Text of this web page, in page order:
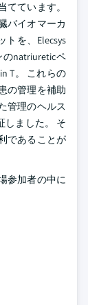
ています。
バイオマーカ
を、Elecsys
natriureticペ
T。 これらの
の管理を補助
管理のヘルス
しました。 そ
であることが
参加者の中に